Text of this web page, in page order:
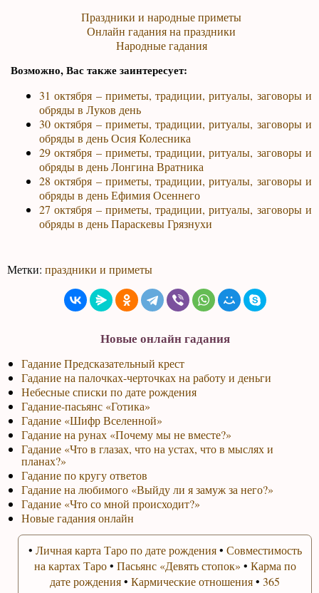
Праздники и народные приметы
Онлайн гадания на праздники
Народные гадания
Возможно, Вас также заинтересует:
31 октября – приметы, традиции, ритуалы, заговоры и
обряды в Луков день
30 октября – приметы, традиции, ритуалы, заговоры и
обряды в день Осия Колесника
29 октября – приметы, традиции, ритуалы, заговоры и
обряды в день Лонгина Вратника
28 октября – приметы, традиции, ритуалы, заговоры и
обряды в день Ефимия Осеннего
27 октября – приметы, традиции, ритуалы, заговоры и
обряды в день Параскевы Грязнухи
Метки:праздники и приметы
Новые онлайн гадания
Гадание Предсказательный крест
Гадание на палочках-черточках на работу и деньги
Небесные списки по дате рождения
Гадание-пасьянс «Готика»
Гадание «Шифр Вселенной»
Гадание на рунах «Почему мы не вместе?»
Гадание «Что в глазах, что на устах, что в мыслях и
планах?»
Гадание по кругу ответов
Гадание на любимого «Выйду ли я замуж за него?»
Гадание «Что со мной происходит?»
Новые гадания онлайн
• Личная карта Таро по дате рождения• Совместимость
на картах Таро• Пасьянс «Девять стопок» • Карма по
дате рождения•Кармические отношения•365